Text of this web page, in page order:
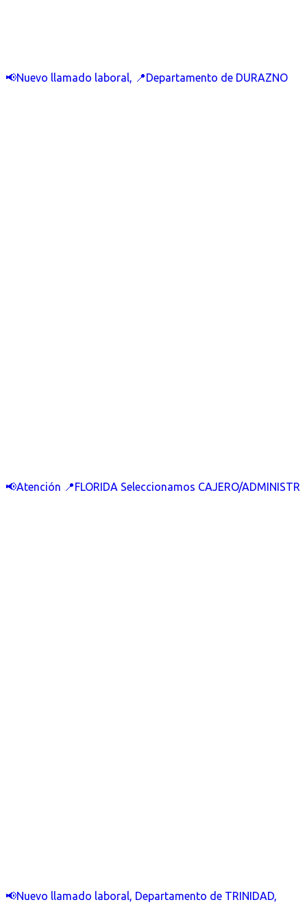
📢Nuevo llamado laboral, 📍Departamento de DURAZNO
📢Atención 📍FLORIDA Seleccionamos CAJERO/ADMINISTR
📢Nuevo llamado laboral, Departamento de TRINIDAD,